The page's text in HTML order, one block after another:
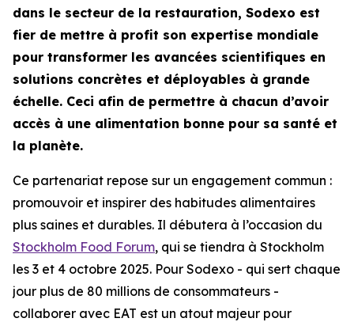
dans le secteur de la restauration, Sodexo est
fier de mettre à profit son expertise mondiale
pour transformer les avancées scientifiques en
solutions concrètes et déployables à grande
échelle. Ceci afin de permettre à chacun d’avoir
accès à une alimentation bonne pour sa santé et
la planète.
Ce partenariat repose sur un engagement commun :
promouvoir et inspirer des habitudes alimentaires
plus saines et durables. Il débutera à l’occasion du
Stockholm Food Forum, qui se tiendra à Stockholm
les 3 et 4 octobre 2025. Pour Sodexo - qui sert chaque
jour plus de 80 millions de consommateurs -
collaborer avec EAT est un atout majeur pour